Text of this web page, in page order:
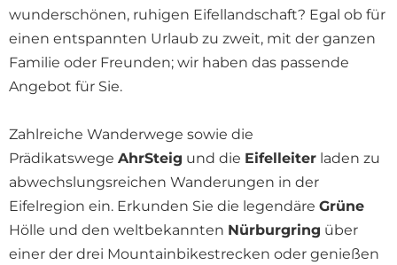
wunderschönen, ruhigen Eifellandschaft? Egal ob für
einen entspannten Urlaub zu zweit, mit der ganzen
Familie oder Freunden; wir haben das passende
Angebot für Sie.
Zahlreiche Wanderwege sowie die
Prädikatswege AhrSteig und die Eifelleiter laden zu
abwechslungsreichen Wanderungen in der
Eifelregion ein. Erkunden Sie die legendäre Grüne
Hölle und den weltbekannten Nürburgring über
einer der drei Mountainbikestrecken oder genießen